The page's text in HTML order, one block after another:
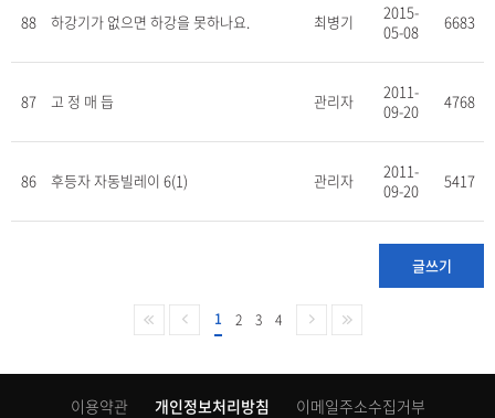
88 하강기가 없으면 하강을 못하나요. 최병기
2015-
05-08
6683
87 고 정 매 듭 관리자
2011-
09-20
4768
86 후등자 자동빌레이 6(1) 관리자
2011-
09-20
5417
글쓰기
1 2 3 4
이용약관 개인정보처리방침 이메일주소수집거부